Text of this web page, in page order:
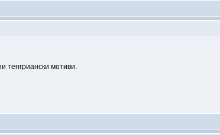
тенгриански мотиви.